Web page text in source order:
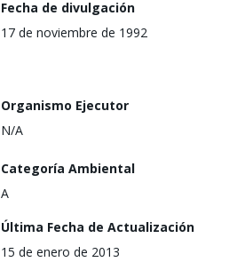
Fecha de divulgación
17 de noviembre de 1992
Organismo Ejecutor
N/A
Categoría Ambiental
A
Última Fecha de Actualización
15 de enero de 2013